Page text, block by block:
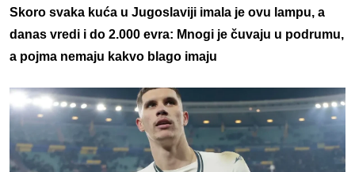
Skoro svaka kuća u Jugoslaviji imala je ovu lampu, a
danas vredi i do 2.000 evra: Mnogi je čuvaju u podrumu,
a pojma nemaju kakvo blago imaju